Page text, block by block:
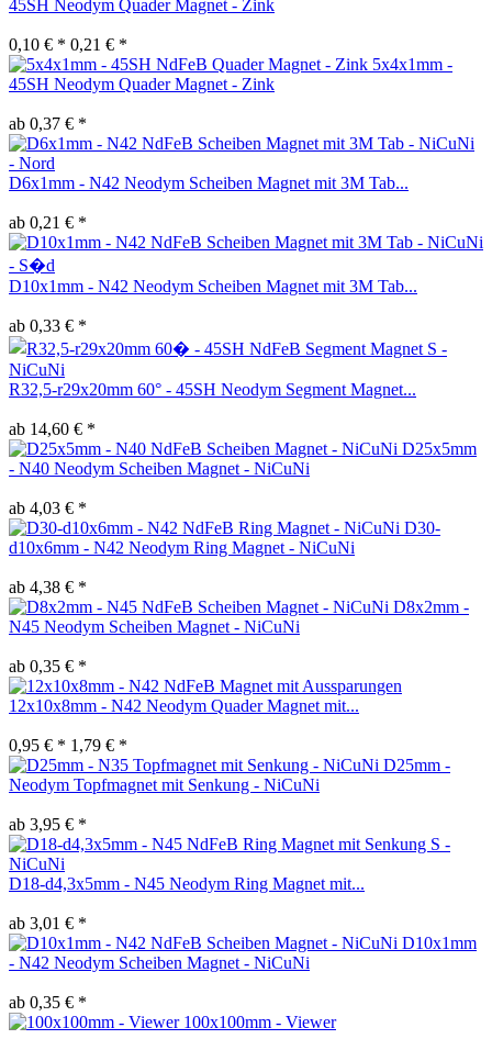
45SH Neodym Quader Magnet - Zink
0,10 € * 0,21 € *
5x4x1mm -
45SH Neodym Quader Magnet - Zink
ab 0,37 € *
D6x1mm - N42 Neodym Scheiben Magnet mit 3M Tab...
ab 0,21 € *
D10x1mm - N42 Neodym Scheiben Magnet mit 3M Tab...
ab 0,33 € *
R32,5-r29x20mm 60° - 45SH Neodym Segment Magnet...
ab 14,60 € *
D25x5mm
- N40 Neodym Scheiben Magnet - NiCuNi
ab 4,03 € *
D30-
d10x6mm - N42 Neodym Ring Magnet - NiCuNi
ab 4,38 € *
D8x2mm -
N45 Neodym Scheiben Magnet - NiCuNi
ab 0,35 € *
12x10x8mm - N42 Neodym Quader Magnet mit...
0,95 € * 1,79 € *
D25mm -
Neodym Topfmagnet mit Senkung - NiCuNi
ab 3,95 € *
D18-d4,3x5mm - N45 Neodym Ring Magnet mit...
ab 3,01 € *
D10x1mm
- N42 Neodym Scheiben Magnet - NiCuNi
ab 0,35 € *
100x100mm - Viewer